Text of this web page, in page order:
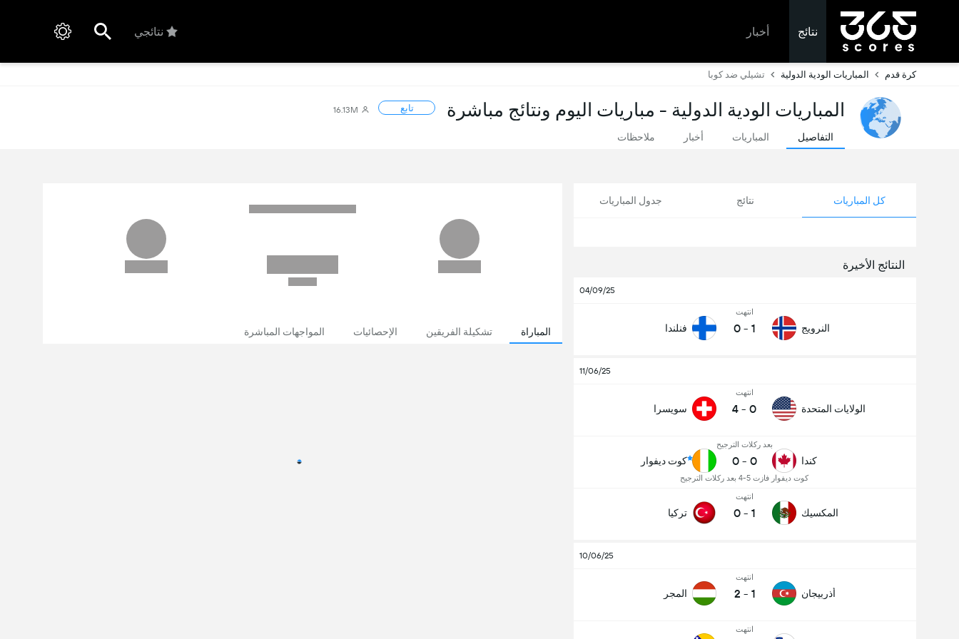
نتائج أخبار نتائجي
كرة قدم المباريات الودية الدولية تشيلي ضد كوبا
المباريات الودية الدولية - مباريات اليوم ونتائج مباشرة تابع 16.13M
التفاصيل المباريات أخبار ملاحظات
كل المباريات نتائج جدول المباريات
النتائج الأخيرة
04/09/25
النرويج
انتهت
1
-
0 فنلندا
11/06/25
الولايات المتحدة
انتهت
0
-
4 سويسرا
كندا
بعد ركلات الترجيح
0
-
0
كوت ديفوار فازت 5-4 بعد ركلات الترجيح
كوت ديفوار
المكسيك
انتهت
1
-
0 تركيا
10/06/25
أذربيجان
انتهت
1
-
2 المجر
انتهت
المباراة تشكيلة الفريقين الإحصائيات المواجهات المباشرة